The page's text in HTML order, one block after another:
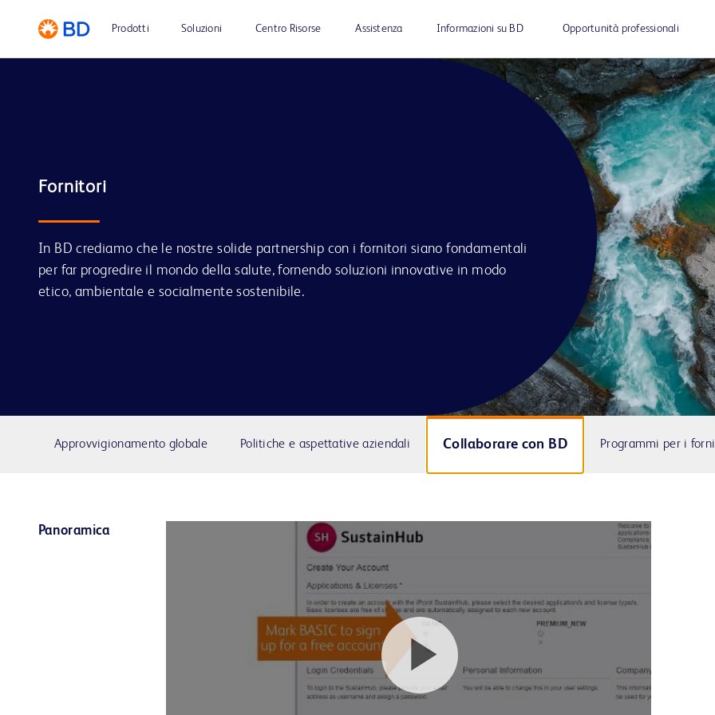
Prodotti Soluzioni Centro Risorse Assistenza Informazioni su BD Opportunità professionali
In BD crediamo che le nostre solide partnership con i fornitori siano fondamentali
per far progredire il mondo della salute, fornendo soluzioni innovative in modo
etico, ambientale e socialmente sostenibile.
Approvvigionamento globale Politiche e aspettative aziendali Collaborare con BD Programmi per i
Panoramica
Play